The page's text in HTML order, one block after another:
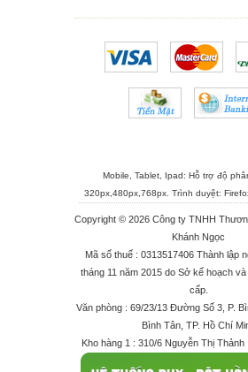
Mobile, Tablet, Ipad: Hỗ trợ độ
320px,480px,768px. Trình duyệt:
Copyright © 2026 Công ty TNHH
Khánh Ngọc
Mã số thuế : 0313517406 Thành lập
tháng 11 năm 2015 do Sở kế hoạch
cấp.
Văn phòng : 69/23/13 Đường Số 3, P.
Bình Tân, TP. Hồ Chí
Kho hàng 1 : 310/6 Nguyễn Thị